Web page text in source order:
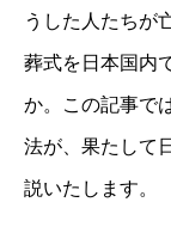
うした人たちが
葬式を日本国内
か。この記事で
法が、果たして
説いたします。